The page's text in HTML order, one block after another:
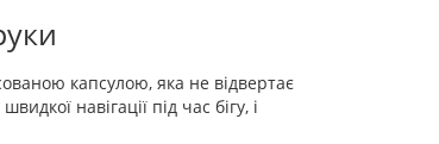
капсулою, яка не відвертає
навігації під час бігу, і